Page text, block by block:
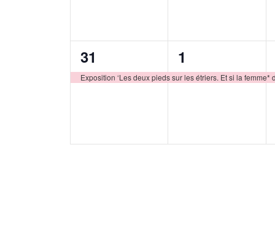
1
évènement,
31
Exposition ‘Les deux pieds sur les étriers. Et si la femme*
1
évènement,
1